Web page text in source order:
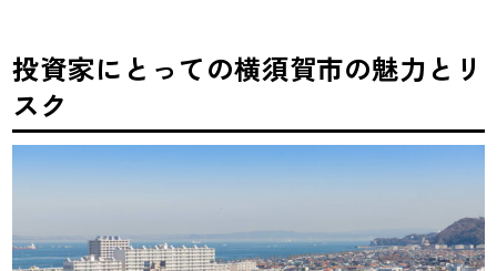
投資家にとっての横須賀市の魅力とリ
スク